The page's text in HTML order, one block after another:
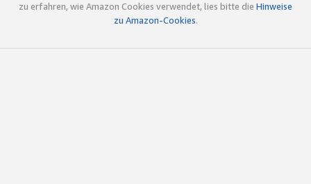
zu erfahren, wie Amazon Cookies verwendet, lies bitte die Hinweise
zu Amazon-Cookies.